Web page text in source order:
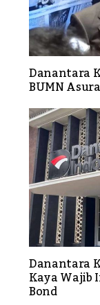
Danantara
BUMN
Danantara
Kaya Wajib
Bond